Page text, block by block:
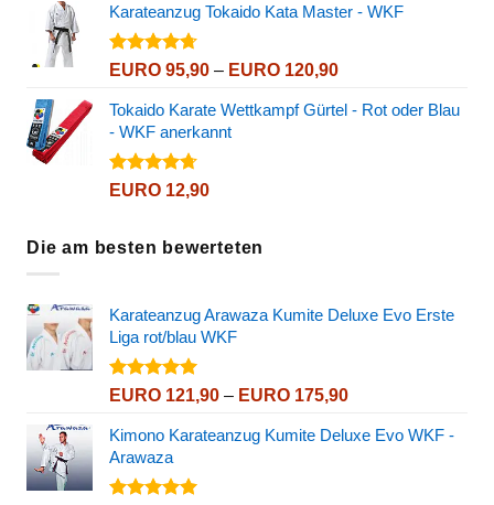
von 5
Karateanzug Tokaido Kata Master - WKF
Bewertet
von 5
EURO95,90 – EURO120,90Preisspanne:
bis
Tokaido Karate Wettkampf Gürtel - Rot oder Blau
- WKF anerkannt
Bewertet
EURO12,90
Die am besten bewerteten
Karateanzug Arawaza Kumite Deluxe Evo Erste
Liga rot/blau WKF
Bewertet
von 5
EURO121,90 – EURO175,90Preisspanne:
bis
Kimono Karateanzug Kumite Deluxe Evo WKF -
Arawaza